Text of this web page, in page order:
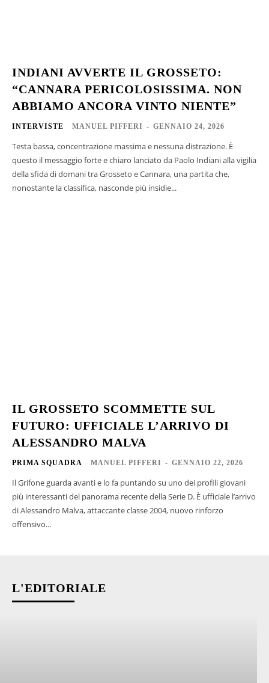
INDIANI AVVERTE IL GROSSETO:
“CANNARA PERICOLOSISSIMA. NON
ABBIAMO ANCORA VINTO NIENTE”
INTERVISTE MANUEL PIFFERI - GENNAIO 24, 2026
Testa bassa, concentrazione massima e nessuna distrazione. È
questo il messaggio forte e chiaro lanciato da Paolo Indiani alla vigilia
della sfida di domani tra Grosseto e Cannara, una partita che,
nonostante la classifica, nasconde più insidie...
IL GROSSETO SCOMMETTE SUL
FUTURO: UFFICIALE L’ARRIVO DI
ALESSANDRO MALVA
PRIMA SQUADRA MANUEL PIFFERI - GENNAIO 22, 2026
Il Grifone guarda avanti e lo fa puntando su uno dei profili giovani
più interessanti del panorama recente della Serie D. È ufficiale l’arrivo
di Alessandro Malva, attaccante classe 2004, nuovo rinforzo
offensivo...
L'EDITORIALE